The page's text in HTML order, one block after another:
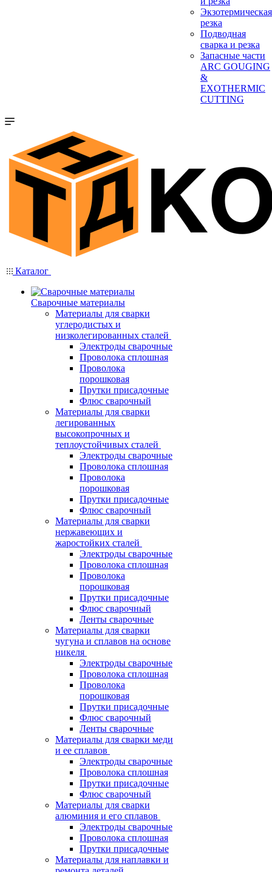
Экзотермическая
резка
Подводная
сварка и резка
Запасные части
ARC GOUGING
&
EXOTHERMIC
CUTTING
Каталог
Сварочные материалы
Материалы для сварки
углеродистых и
низколегированных сталей
Электроды сварочные
Проволока сплошная
Проволока
порошковая
Прутки присадочные
Флюс сварочный
Материалы для сварки
легированных
высокопрочных и
теплоустойчивых сталей
Электроды сварочные
Проволока сплошная
Проволока
порошковая
Прутки присадочные
Флюс сварочный
Материалы для сварки
нержавеющих и
жаростойких сталей
Электроды сварочные
Проволока сплошная
Проволока
порошковая
Прутки присадочные
Флюс сварочный
Ленты сварочные
Материалы для сварки
чугуна и сплавов на основе
никеля
Электроды сварочные
Проволока сплошная
Проволока
порошковая
Прутки присадочные
Флюс сварочный
Ленты сварочные
Материалы для сварки меди
и ее сплавов
Электроды сварочные
Проволока сплошная
Прутки присадочные
Флюс сварочный
Материалы для сварки
алюминия и его сплавов
Электроды сварочные
Проволока сплошная
Прутки присадочные
Материалы для наплавки и